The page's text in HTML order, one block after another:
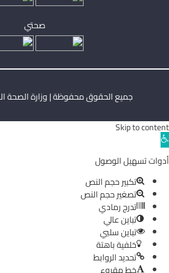
صحتي
جميع الحقوق محفوظة | وزارة الصحة
Skip to content
Open
toolbar
أدوات تسهيل الوصول
تكبير حجم النص
تصغير حجم النص
تدرج رمادي
تباين عالي
تباين سلبي
خلفية باهتة
تحديد الروابط